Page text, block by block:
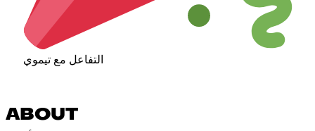
التفاعل مع تيموي
ABOUT